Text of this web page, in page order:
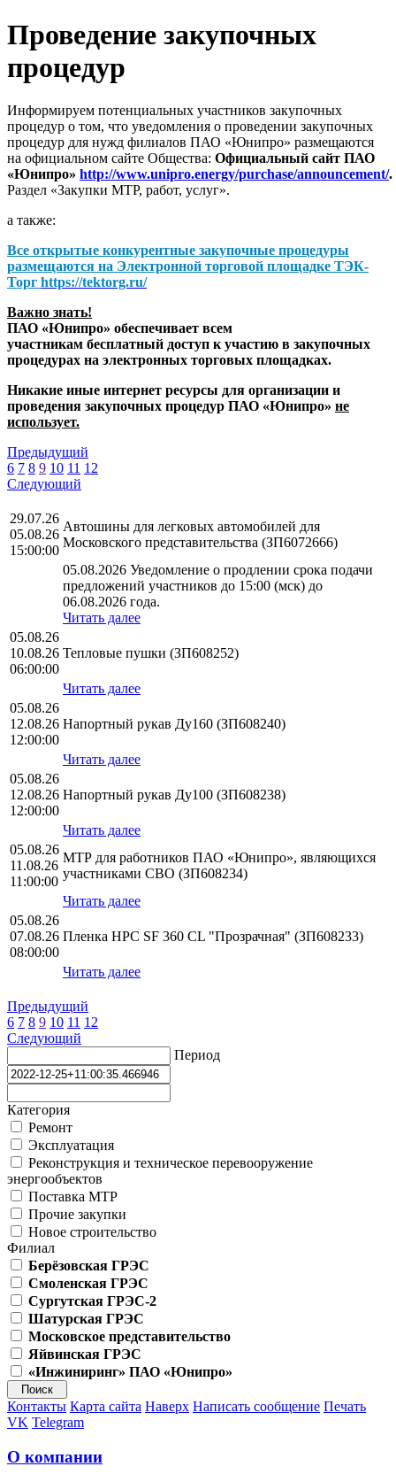
Проведение закупочных
процедур
Информируем потенциальных участников закупочных
процедур о том, что уведомления о проведении закупочных
процедур для нужд филиалов ПАО «Юнипро» размещаются
на официальном сайте Общества: Официальный сайт ПАО
«Юнипро» http://www.unipro.energy/purchase/announcement/.
Раздел «Закупки МТР, работ, услуг».
а также:
Все открытые конкурентные закупочные процедуры
размещаются на Электронной торговой площадке ТЭК-
Торг https://tektorg.ru/
Важно знать!
ПАО «Юнипро» обеспечивает всем
участникам бесплатный доступ к участию в закупочных
процедурах на электронных торговых площадках.
Никакие иные интернет ресурсы для организации и
проведения закупочных процедур ПАО «Юнипро» не
использует.
Предыдущий
6 7 8 9 10 11 12
Следующий
29.07.26
05.08.26
15:00:00
Автошины для легковых автомобилей для
Московского представительства (ЗП6072666)
05.08.2026 Уведомление о продлении срока подачи
предложений участников до 15:00 (мск) до
06.08.2026 года.
Читать далее
05.08.26
10.08.26
06:00:00
Тепловые пушки (ЗП608252)
Читать далее
05.08.26
12.08.26
12:00:00
Напортный рукав Ду160 (ЗП608240)
Читать далее
05.08.26
12.08.26
12:00:00
Напортный рукав Ду100 (ЗП608238)
Читать далее
05.08.26
11.08.26
11:00:00
МТР для работников ПАО «Юнипро», являющихся
участниками СВО (ЗП608234)
Читать далее
05.08.26
07.08.26
08:00:00
Пленка HPС SF 360 CL "Прозрачная" (ЗП608233)
Читать далее
Предыдущий
6 7 8 9 10 11 12
Следующий
Период
Категория
Ремонт
Эксплуатация
Реконструкция и техническое перевооружение
энергообъектов
Поставка МТР
Прочие закупки
Новое строительство
Филиал
Берёзовская ГРЭС
Смоленская ГРЭС
Сургутская ГРЭС-2
Шатурская ГРЭС
Московское представительство
Яйвинская ГРЭС
«Инжиниринг» ПАО «Юнипро»
Контакты Карта сайта Наверх Написать сообщение Печать
VK Telegram
О компании